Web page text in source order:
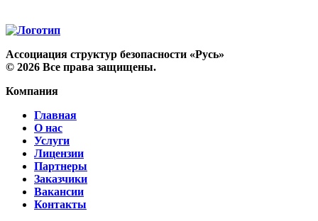
Ассоциация структур безопасности «Русь»
© 2026 Все права защищены.
Компания
Главная
О нас
Услуги
Лицензии
Партнеры
Заказчики
Вакансии
Контакты